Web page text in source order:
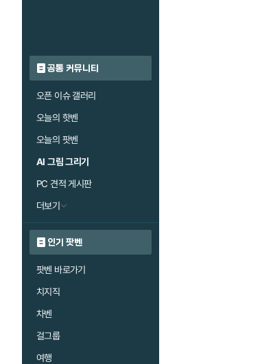
공통 커뮤니티
오픈 이슈 갤러리
오늘의 핫벤
오늘의 팟벤
AI 그림 그리기
PC 견적 게시판
더보기
인기 팟벤
팟벤 바로가기
치지직
차벤
걸그룹
여행